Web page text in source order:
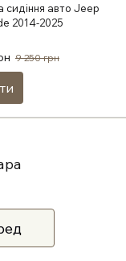
сидіння авто Jeep
2014-2025
9 250 грн